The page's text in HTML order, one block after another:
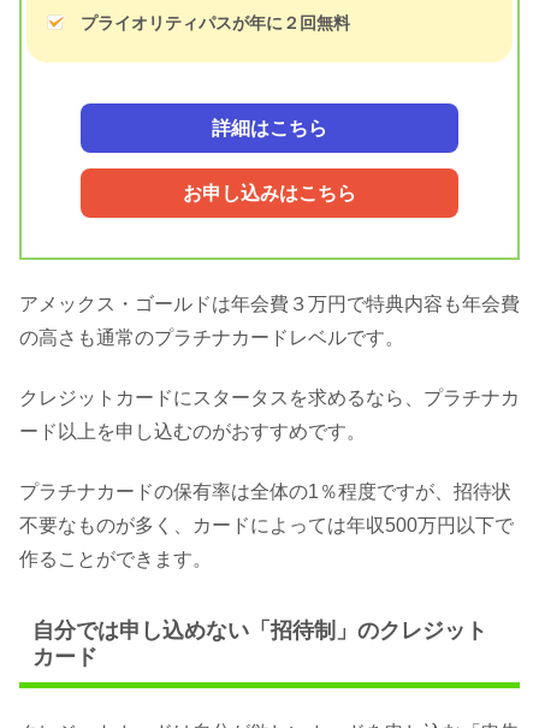
プライオリティパスが年に２回無料
詳細はこちら
お申し込みはこちら
アメックス・ゴールドは年会費３万円で特典内容も年会費
の高さも通常のプラチナカードレベルです。
クレジットカードにスタータスを求めるなら、プラチナカ
ード以上を申し込むのがおすすめです。
プラチナカードの保有率は全体の1％程度ですが、招待状
不要なものが多く、カードによっては年収500万円以下で
作ることができます。
自分では申し込めない「招待制」のクレジット
カード